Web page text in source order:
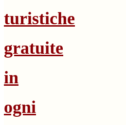
turistiche
gratuite
in
ogni